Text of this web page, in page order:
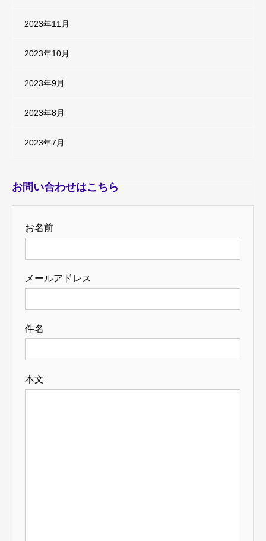
2023年11月
2023年10月
2023年9月
2023年8月
2023年7月
お問い合わせはこちら
お名前
メールアドレス
件名
本文